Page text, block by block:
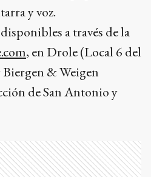
y voz.
a través de la
, en Drole (Local 6 del
& Weigen
de San Antonio y